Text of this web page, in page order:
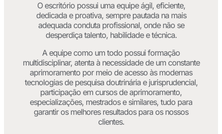
O escritório possui uma equipe ágil, eficiente,
dedicada e proativa, sempre pautada na mais
adequada conduta profissional, onde não se
desperdiça talento, habilidade e técnica.
A equipe como um todo possui formação
multidisciplinar, atenta à necessidade de um constante
aprimoramento por meio de acesso às modernas
tecnologias de pesquisa doutrinária e jurisprudencial,
participação em cursos de aprimoramento,
especializações, mestrados e similares, tudo para
garantir os melhores resultados para os nossos
clientes.